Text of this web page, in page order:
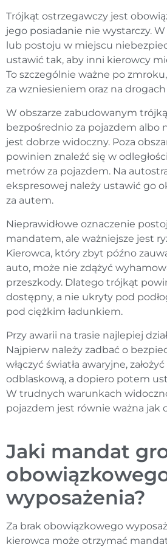
Trójkąt ostrzegawczy jest
jego posiadanie nie wystarczy. W
lub postoju w miejscu
ustawić tak, aby inni kierowcy
To szczególnie ważne po
za wzniesieniem oraz na
W obszarze zabudowanym
bezpośrednio za pojazdem albo
jest dobrze widoczny. Poza
powinien znaleźć się w
metrów za pojazdem. Na
ekspresowej należy ustawić go
za autem.
Nieprawidłowe oznaczenie
mandatem, ale ważniejsze jest
Kierowca, który zbyt późno
auto, może nie zdążyć
przeszkody. Dlatego trójkąt
dostępny, a nie ukryty pod
pod ciężkim ładunkiem.
Przy awarii na trasie najlepiej
Najpierw należy zadbać o
włączyć światła awaryjne,
odblaskową, a dopiero potem
W trudnych warunkach
pojazdem jest równie ważna jak
Jaki mandat
wyposażenia?
Za brak obowiązkowego
kierowca może otrzymać